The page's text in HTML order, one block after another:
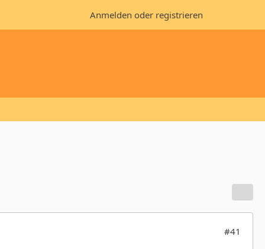
Anmelden oder registrieren
#41